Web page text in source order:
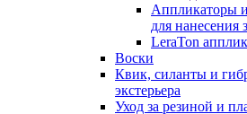
Аппликаторы
для нанесения
LeraTon
Воски
Квик, силанты и
экстерьера
Уход за резиной и